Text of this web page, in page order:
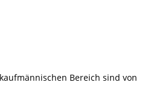
Bereich sind von